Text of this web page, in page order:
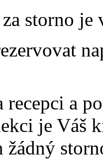
storno je
recepci a
je Váš
žádný